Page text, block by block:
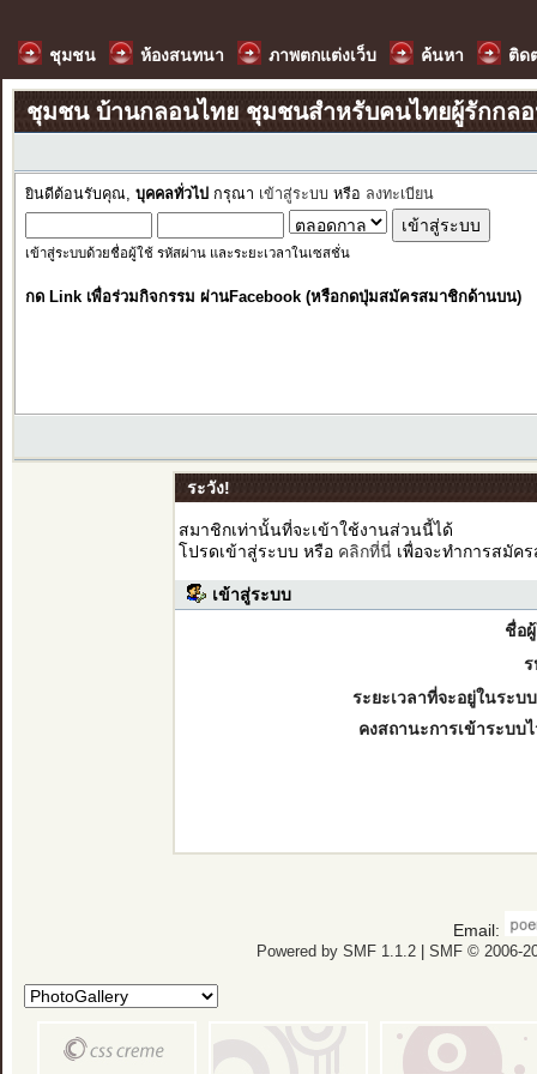
ชุมชน ห้องสนทนา ภาพตกแต่งเว็บ ค้นหา ติด
ชุมชน บ้านกลอนไทย ชุมชนสำหรับคนไทยผู้รักกล
ยินดีต้อนรับคุณ, บุคคลทั่วไป กรุณา เข้าสู่ระบบ หรือ ลงทะเบียน
เข้าสู่ระบบด้วยชื่อผู้ใช้ รหัสผ่าน และระยะเวลาในเซสชั่น
กด Link เพื่อร่วมกิจกรรม ผ่านFacebook (หรือกดปุ่มสมัครสมาชิกด้านบน)
ระวัง!
สมาชิกเท่านั้นที่จะเข้าใช้งานส่วนนี้ได้
โปรดเข้าสู่ระบบ หรือ คลิกที่นี่เพื่อจะทำการสมัค
เข้าสู่ระบบ
ชื่อ
ระยะเวลาที่จะอยู่ในระบ
คงสถานะการเข้าระบบ
Email:
Powered by SMF 1.1.2| SMF © 2006-